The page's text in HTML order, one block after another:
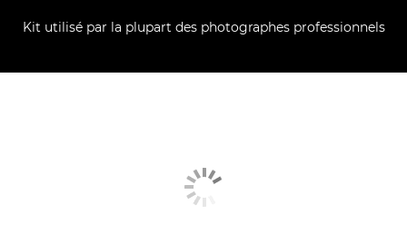
Kit utilisé par la plupart des photographes professionnels